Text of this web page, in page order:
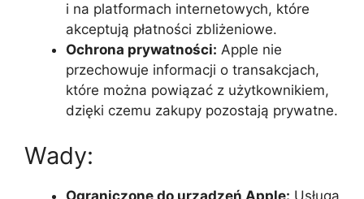
i na platformach internetowych, które
akceptują płatności zbliżeniowe.
Ochrona prywatności: Apple nie
przechowuje informacji o transakcjach,
które można powiązać z użytkownikiem,
dzięki czemu zakupy pozostają prywatne.
Wady:
Ograniczone do urządzeń Apple: Usługa